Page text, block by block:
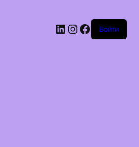
LinkedIn
Instagram
Facebook
Войти